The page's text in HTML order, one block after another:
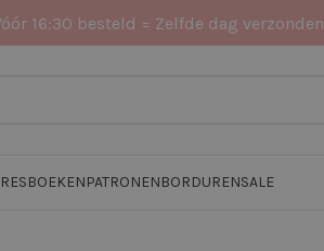
16:30 besteld = Zelfde dag verzonden
BOEKENPATRONENBORDURENSALE